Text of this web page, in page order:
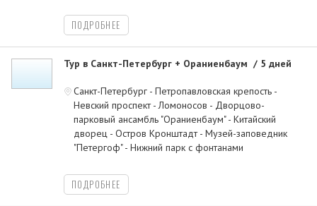
ПОДРОБНЕЕ
Тур в Санкт-Петербург + Ораниенбаум 5 дней
Санкт-Петербург - Петропавловская крепость -
Невский проспект - Ломоносов - Дворцово-
парковый ансамбль "Ораниенбаум" - Китайский
дворец - Остров Кронштадт - Музей-заповедник
"Петергоф" - Нижний парк с фонтанами
ПОДРОБНЕЕ